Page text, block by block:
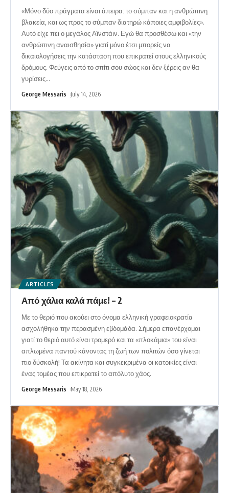
«Μόνο δύο πράγματα είναι άπειρα: το σύμπαν και η ανθρώπινη
βλακεία, και ως προς το σύμπαν διατηρώ κάποιες αμφιβολίες».
Αυτό είχε πει ο μεγάλος Αϊνστάιν. Εγώ θα προσθέσω και «την
ανθρώπινη αναισθησία» γιατί μόνο έτσι μπορείς να
δικαιολογήσεις την κατάσταση που επικρατεί στους ελληνικούς
δρόμους. Φεύγεις από το σπίτι σου σώος και δεν ξέρεις αν θα
γυρίσεις…
George Messaris July 14, 2026
ARTICLES
Από χάλια καλά πάμε! – 2
Με το θεριό που ακούει στο όνομα ελληνική γραφειοκρατία
ασχολήθηκα την περασμένη εβδομάδα. Σήμερα επανέρχομαι
γιατί το θεριό αυτό είναι τρομερό και τα «πλοκάμια» του είναι
απλωμένα παντού κάνοντας τη ζωή των πολιτών όσο γίνεται
πιο δύσκολή! Τα ακίνητα και συγκεκριμένα οι κατοικίες είναι
ένας τομέας που επικρατεί το απόλυτο χάος.
George Messaris May 18, 2026